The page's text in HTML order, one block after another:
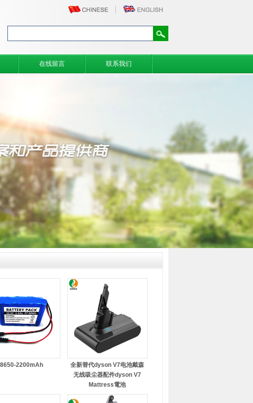
在线留言 联系我们
2200mAh
全新替代dyson V7电池戴森
无线吸尘器配件dyson V7
Mattress電池